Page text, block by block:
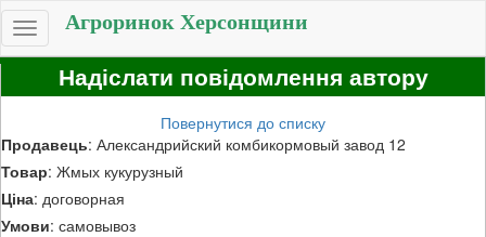
Toggle
navigation
Агроринок Херсонщини
Надіслати повідомлення автору
Повернутися до списку
Продавець: Александрийский комбикормовый завод 12
Товар: Жмых кукурузный
Ціна: договорная
Умови: самовывоз